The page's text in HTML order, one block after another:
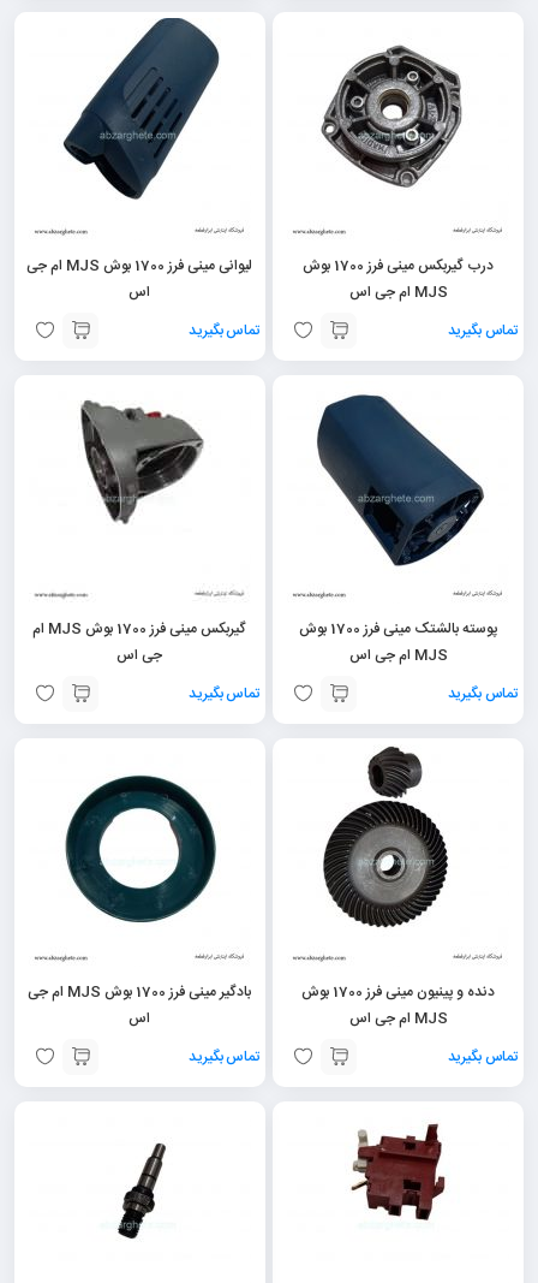
درب گیربکس مینی فرز 1700 بوش
MJS ام جی اس
تماس بگیرید
لیوانی مینی فرز 1700 بوش MJS ام جی
اس
تماس بگیرید
پوسته بالشتک مینی فرز 1700 بوش
MJS ام جی اس
تماس بگیرید
گیربکس مینی فرز 1700 بوش MJS ام
جی اس
تماس بگیرید
دنده و پینیون مینی فرز 1700 بوش
MJS ام جی اس
تماس بگیرید
بادگیر مینی فرز 1700 بوش MJS ام جی
اس
تماس بگیرید